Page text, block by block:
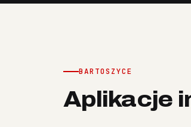
BARTOSZYCE
Aplikacje